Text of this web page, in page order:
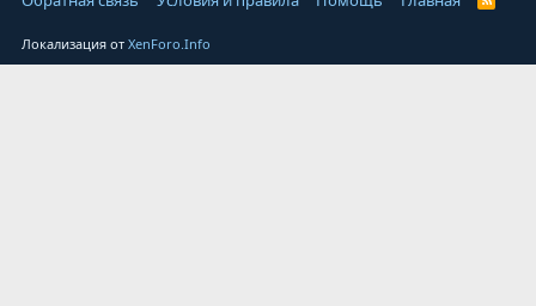
Локализация отXenForo.Info